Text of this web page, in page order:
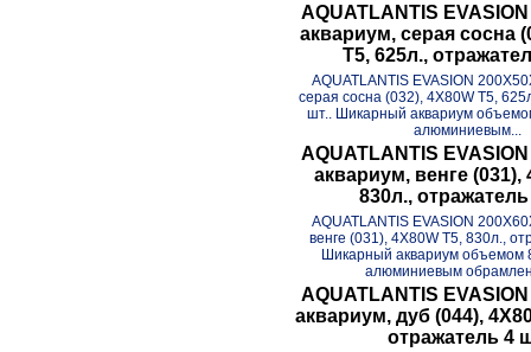
AQUATLANTIS
аквариум, серая сосна
T5, 625л.,
AQUATLANTIS EVASION
серая сосна (032), 4X80W T5,
шт.. Шикарный аквариум
алюминиевым...
AQUATLANTIS
аквариум, венге (031),
830л.,
AQUATLANTIS EVASION
венге (031), 4X80W T5, 830л.,
Шикарный аквариум объемом
алюминиевым
AQUATLANTIS
аквариум, дуб (044),
отражатель 4